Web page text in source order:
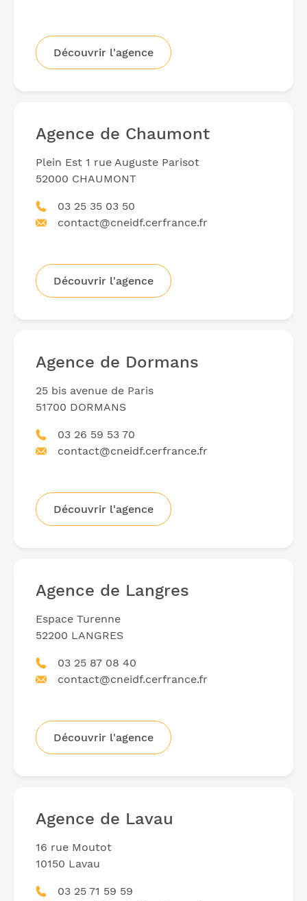
Découvrir l'agence
Agence de Chaumont
Plein Est 1 rue Auguste Parisot
52000 CHAUMONT
03 25 35 03 50
contact@cneidf.cerfrance.fr
Découvrir l'agence
Agence de Dormans
25 bis avenue de Paris
51700 DORMANS
03 26 59 53 70
contact@cneidf.cerfrance.fr
Découvrir l'agence
Agence de Langres
Espace Turenne
52200 LANGRES
03 25 87 08 40
contact@cneidf.cerfrance.fr
Découvrir l'agence
Agence de Lavau
16 rue Moutot
10150 Lavau
03 25 71 59 59